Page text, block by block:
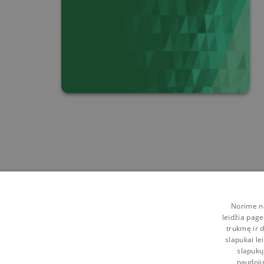
Norime
leidžia
trukmę ir
slapukai